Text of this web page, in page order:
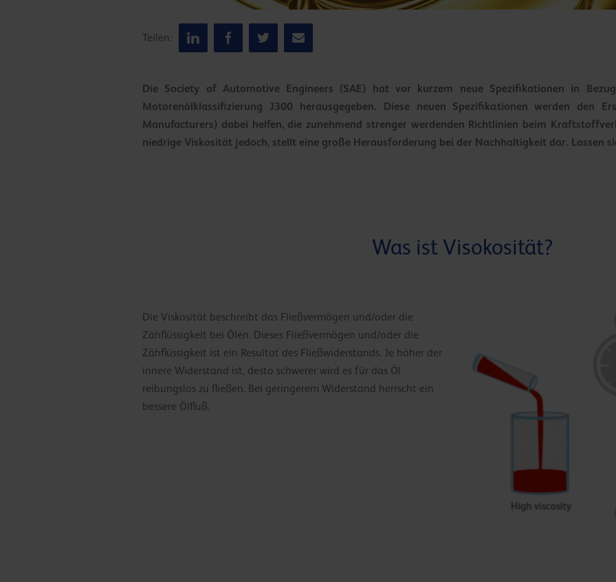
Teilen:
Die Society of Automotive Engineers (SAE) hat vor kurzem neue Spezifikationen in
Motorenölklassifizierung J300 herausgegeben. Diese neuen Spezifikationen werden den
Manufacturers) dabei helfen, die zunehmend strenger werdenden Richtlinien beim
niedrige Viskosität jedoch, stellt eine große Herausforderung bei der Nachhaltigkeit dar. Lassen
Was ist Visokosität?
Die Viskosität beschreibt das Fließvermögen und/oder die
Zähflüssigkeit bei Ölen. Dieses Fließvermögen und/oder die
Zähflüssigkeit ist ein Resultat des Fließwiderstands. Je höher der
innere Widerstand ist, desto schwerer wird es für das Öl
reibungslos zu fließen. Bei geringerem Widerstand herrscht ein
bessere Ölfluß.